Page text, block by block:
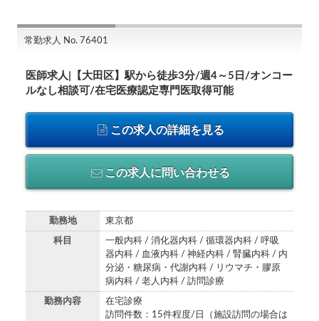
常勤求人 No. 76401
医師求人|【大田区】駅から徒歩3分/週4～5日/オンコー
ルなし相談可/在宅医療認定専門医取得可能
この求人の詳細を見る
この求人に問い合わせる
勤務地 東京都
科目
一般内科 / 消化器内科 / 循環器内科 / 呼吸
器内科 / 血液内科 / 神経内科 / 腎臓内科 / 内
分泌・糖尿病・代謝内科 / リウマチ・膠原
病内科 / 老人内科 / 訪問診療
勤務内容
在宅診療
訪問件数：15件程度/日（施設訪問の場合は